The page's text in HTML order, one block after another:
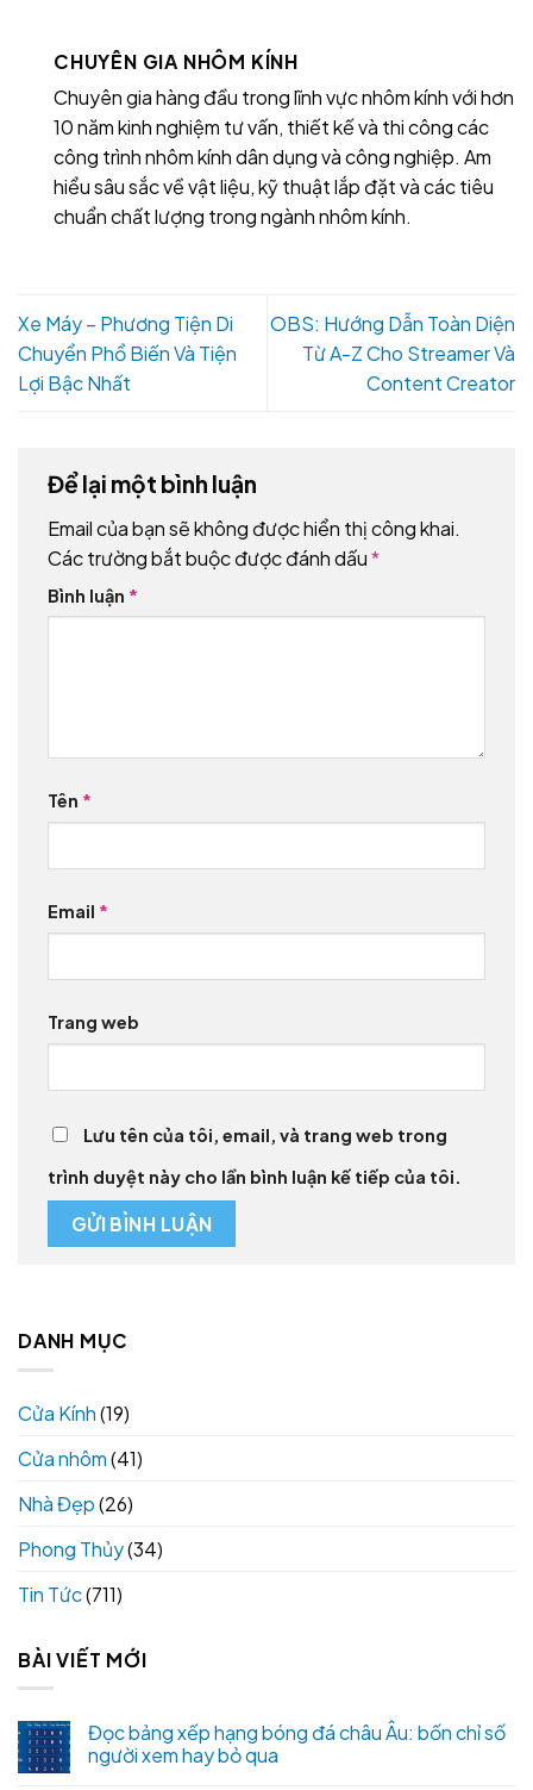
CHUYÊN GIA NHÔM KÍNH
Chuyên gia hàng đầu trong lĩnh vực nhôm kính với hơn
10 năm kinh nghiệm tư vấn, thiết kế và thi công các
công trình nhôm kính dân dụng và công nghiệp. Am
hiểu sâu sắc về vật liệu, kỹ thuật lắp đặt và các tiêu
chuẩn chất lượng trong ngành nhôm kính.
Xe Máy – Phương Tiện Di
Chuyển Phổ Biến Và Tiện
Lợi Bậc Nhất
OBS: Hướng Dẫn Toàn Diện
Từ A-Z Cho Streamer Và
Content Creator
Để lại một bình luận
Email của bạn sẽ không được hiển thị công khai.
Các trường bắt buộc được đánh dấu*
Bình luận *
Tên *
Email *
Trang web
Lưu tên của tôi, email, và trang web trong
trình duyệt này cho lần bình luận kế tiếp của tôi.
DANH MỤC
Cửa Kính(19)
Cửa nhôm(41)
Nhà Đẹp(26)
Phong Thủy(34)
Tin Tức(711)
BÀI VIẾT MỚI
Đọc bảng xếp hạng bóng đá châu Âu: bốn chỉ số
người xem hay bỏ qua